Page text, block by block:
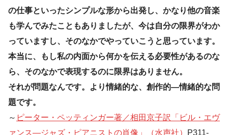
の仕事といったシンプルな形から出発し、かなり他の音楽
も学んでみたこともありましたが、今は自分の限界がわか
っていますし、そのなかでやっていこうと思っています。
本当に、もし私の内面から何かを伝える必要性があるのな
ら、そのなかで表現するのに限界はありません。
それが問題なんです。より情緒的な、創作的―情緒的な問
題です。
～ ピーター・ペッティンガー著／相田京子訳「ビル・エヴ
ァンス―ジャズ・ピアニストの肖像」（水声社）
P311-